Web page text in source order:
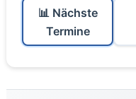
📊 Nächste
Termine